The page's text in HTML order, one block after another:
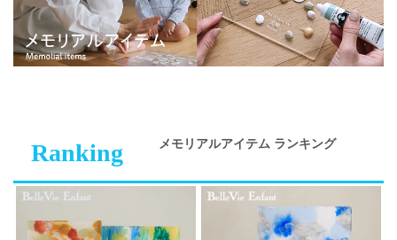
Ranking メモリアルアイテム ランキング